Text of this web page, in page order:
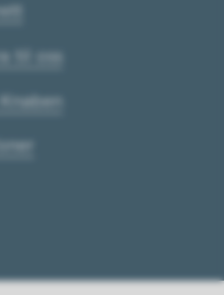
til oss